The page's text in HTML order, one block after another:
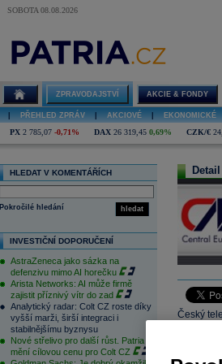
SOBOTA 08.08.2026
ZPRAVODAJSTVÍ AKCIE & FONDY
PŘEHLED ZPRÁV AKCIOVÉ EKONOMICKÉ
PX 2 785,07 -0,71% DAX 26 319,45 0,69% CZK/€
HLEDAT V KOMENTÁŘÍCH
hledat
Pokročilé hledání
INVESTIČNÍ DOPORUČENÍ
AstraZeneca jako sázka na
defenzivu mimo AI horečku
Arista Networks: AI může firmě
zajistit příznivý vítr do zad
Analytický radar: Colt CZ roste díky
vyšší marži, širší integraci i
stabilnějšímu byznysu
Nové střelivo pro další růst. Patria
mění cílovou cenu pro Colt CZ
Český